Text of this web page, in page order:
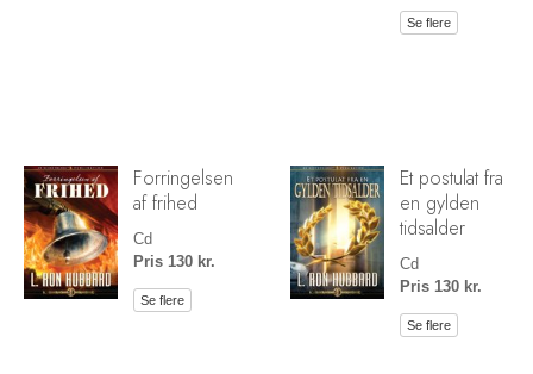
Se flere
Forringelsen
af frihed
Cd
Pris 130 kr.
Se flere
Et postulat fra
en gylden
tidsalder
Cd
Pris 130 kr.
Se flere